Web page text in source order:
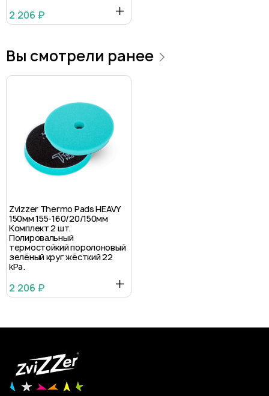
2 206 ₽
Вы смотрели ранее
Zvizzer Thermo Pads HEAVY
150мм 155-160/20/150мм
Комплект 2 шт.
Полировальный
термостойкий поролоновый
зелёный круг жёсткий 22
kPa.
2 206 ₽